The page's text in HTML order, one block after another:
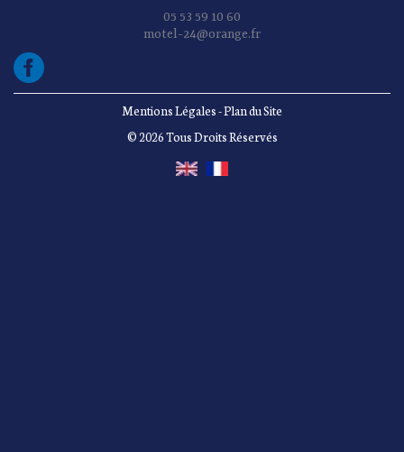
05 53 59 10 60
motel-24@orange.fr
Mentions Légales-Plan du Site
© 2026 Tous Droits Réservés